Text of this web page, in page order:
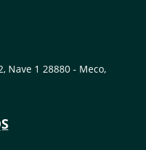
Nave 1 28880 - Meco,